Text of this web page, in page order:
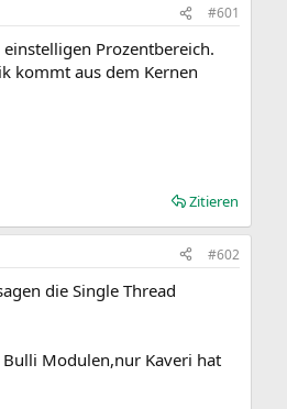
#601
Prozentbereich.
kommt aus dem Kernen
Zitieren
#602
die Single Thread
Modulen,nur Kaveri hat